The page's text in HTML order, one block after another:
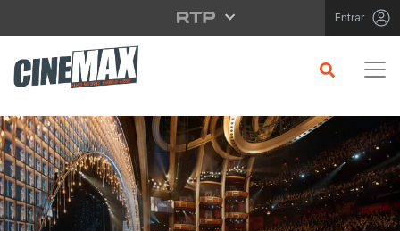
Saltar para o conteúdo principal Entrar